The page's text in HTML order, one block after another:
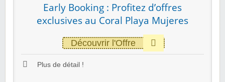
Early Booking : Profitez d’offres
exclusives au Coral Playa Mujeres
Découvrir l'Offre
Plus de détail !